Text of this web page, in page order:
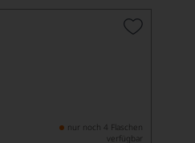
nur noch 4 Flaschen
verfügbar